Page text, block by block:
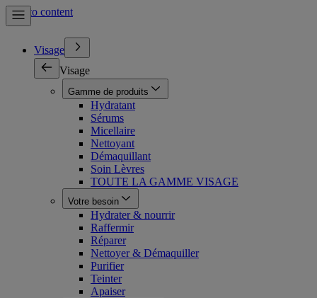
Skip to content
Visage
Visage
Gamme de produits
Hydratant
Sérums
Micellaire
Nettoyant
Démaquillant
Soin Lèvres
TOUTE LA GAMME VISAGE
Votre besoin
Hydrater & nourrir
Raffermir
Réparer
Nettoyer & Démaquiller
Purifier
Teinter
Apaiser